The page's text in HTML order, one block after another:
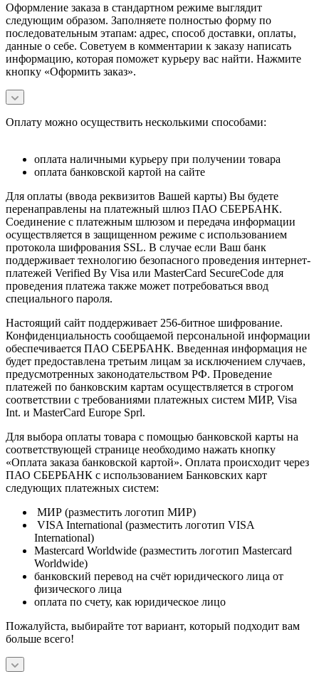
Оформление заказа в стандартном режиме выглядит
следующим образом. Заполняете полностью форму по
последовательным этапам: адрес, способ доставки, оплаты,
данные о себе. Советуем в комментарии к заказу написать
информацию, которая поможет курьеру вас найти. Нажмите
кнопку «Оформить заказ».
Оплату можно осуществить несколькими способами:
оплата наличными курьеру при получении товара
оплата банковской картой на сайте
Для оплаты (ввода реквизитов Вашей карты) Вы будете
перенаправлены на платежный шлюз ПАО СБЕРБАНК.
Соединение с платежным шлюзом и передача информации
осуществляется в защищенном режиме с использованием
протокола шифрования SSL. В случае если Ваш банк
поддерживает технологию безопасного проведения интернет-
платежей Verified By Visa или MasterCard SecureCode для
проведения платежа также может потребоваться ввод
специального пароля.
Настоящий сайт поддерживает 256-битное шифрование.
Конфиденциальность сообщаемой персональной информации
обеспечивается ПАО СБЕРБАНК. Введенная информация не
будет предоставлена третьим лицам за исключением случаев,
предусмотренных законодательством РФ. Проведение
платежей по банковским картам осуществляется в строгом
соответствии с требованиями платежных систем МИР, Visa
Int. и MasterCard Europe Sprl.
Для выбора оплаты товара с помощью банковской карты на
соответствующей странице необходимо нажать кнопку
«Оплата заказа банковской картой». Оплата происходит через
ПАО СБЕРБАНК с использованием Банковских карт
следующих платежных систем:
МИР (разместить логотип МИР)
VISA International (разместить логотип VISA
International)
Mastercard Worldwide (разместить логотип Mastercard
Worldwide)
банковский перевод на счёт юридического лица от
физического лица
оплата по счету, как юридическое лицо
Пожалуйста, выбирайте тот вариант, который подходит вам
больше всего!